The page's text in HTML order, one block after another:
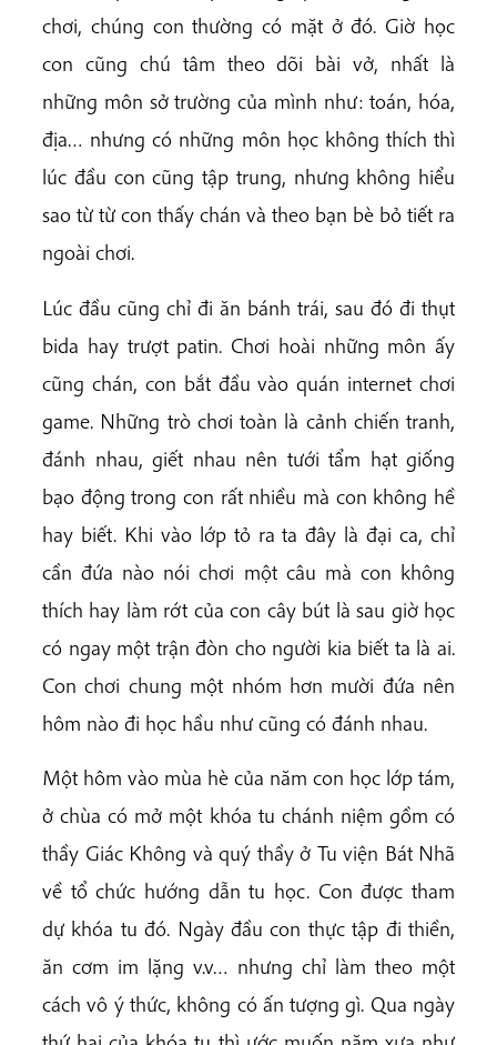
chơi, chúng con thường có mặt ở đó. Giờ học
con cũng chú tâm theo dõi bài vở, nhất là
những môn sở trường của mình như: toán, hóa,
địa… nhưng có những môn học không thích thì
lúc đầu con cũng tập trung, nhưng không hiểu
sao từ từ con thấy chán và theo bạn bè bỏ tiết ra
ngoài chơi.
Lúc đầu cũng chỉ đi ăn bánh trái, sau đó đi thụt
bida hay trượt patin. Chơi hoài những môn ấy
cũng chán, con bắt đầu vào quán internet chơi
game. Những trò chơi toàn là cảnh chiến tranh,
đánh nhau, giết nhau nên tưới tẩm hạt giống
bạo động trong con rất nhiều mà con không hề
hay biết. Khi vào lớp tỏ ra ta đây là đại ca, chỉ
cần đứa nào nói chơi một câu mà con không
thích hay làm rớt của con cây bút là sau giờ học
có ngay một trận đòn cho người kia biết ta là ai.
Con chơi chung một nhóm hơn mười đứa nên
hôm nào đi học hầu như cũng có đánh nhau.
Một hôm vào mùa hè của năm con học lớp tám,
ở chùa có mở một khóa tu chánh niệm gồm có
thầy Giác Không và quý thầy ở Tu viện Bát Nhã
về tổ chức hướng dẫn tu học. Con được tham
dự khóa tu đó. Ngày đầu con thực tập đi thiền,
ăn cơm im lặng v.v… nhưng chỉ làm theo một
cách vô ý thức, không có ấn tượng gì. Qua ngày